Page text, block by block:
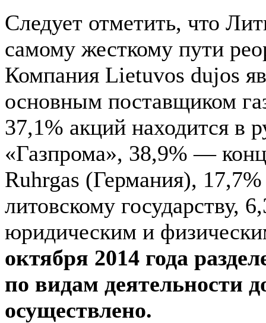
Следует отметить, что
самому жесткому пути
Компания Lietuvos dujos
основным поставщиком
37,1% акций находится в
«Газпрома», 38,9% —
Ruhrgas (Германия),
литовскому государству,
юридическим и
октября 2014 года
по видам деятельности
осуществлено.